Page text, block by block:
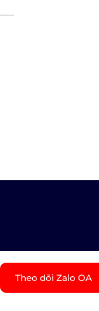
Theo dõi Zalo OA